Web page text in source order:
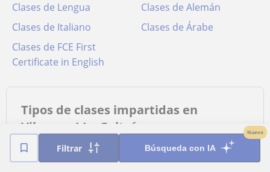
Filtrar Búsqueda con IA
Nuevo
Clases de Lengua
Clases de Alemán
Clases de Italiano
Clases de Árabe
Clases de FCE First
Certificate in English
Tipos de clases impartidas en
Vilanova I La Geltrú